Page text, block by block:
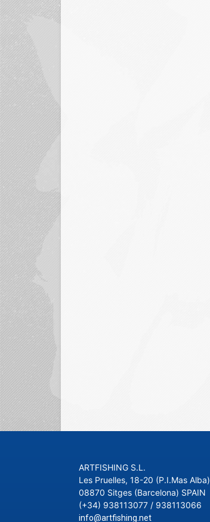
ARTFISHING S.L.
Les Pruelles, 18-20 (P.I.Mas Alba)
08870 Sitges (Barcelona) SPAIN
(+34) 938113077 / 938113066
info@artfishing.net